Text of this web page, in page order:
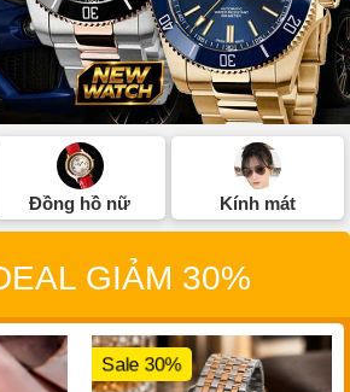
Đồng hồ nữ Kính mát
GIẢM 30%
Sale 30%